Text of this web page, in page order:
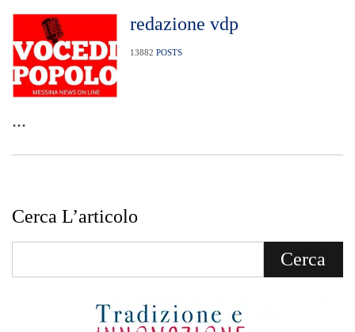
redazione vdp
13882 POSTS
...
Cerca L’articolo